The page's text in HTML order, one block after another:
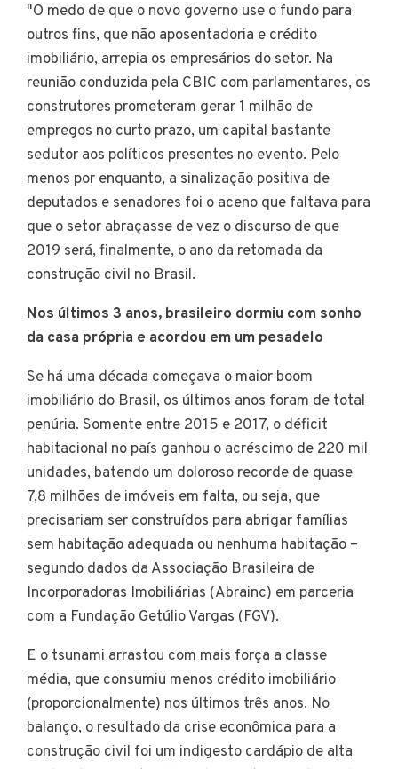
"O medo de que o novo governo use o fundo para
outros fins, que não aposentadoria e crédito
imobiliário, arrepia os empresários do setor. Na
reunião conduzida pela CBIC com parlamentares, os
construtores prometeram gerar 1 milhão de
empregos no curto prazo, um capital bastante
sedutor aos políticos presentes no evento. Pelo
menos por enquanto, a sinalização positiva de
deputados e senadores foi o aceno que faltava para
que o setor abraçasse de vez o discurso de que
2019 será, finalmente, o ano da retomada da
construção civil no Brasil.
Nos últimos 3 anos, brasileiro dormiu com sonho
da casa própria e acordou em um pesadelo
Se há uma década começava o maior boom
imobiliário do Brasil, os últimos anos foram de total
penúria. Somente entre 2015 e 2017, o déficit
habitacional no país ganhou o acréscimo de 220 mil
unidades, batendo um doloroso recorde de quase
7,8 milhões de imóveis em falta, ou seja, que
precisariam ser construídos para abrigar famílias
sem habitação adequada ou nenhuma habitação –
segundo dados da Associação Brasileira de
Incorporadoras Imobiliárias (Abrainc) em parceria
com a Fundação Getúlio Vargas (FGV).
E o tsunami arrastou com mais força a classe
média, que consumiu menos crédito imobiliário
(proporcionalmente) nos últimos três anos. No
balanço, o resultado da crise econômica para a
construção civil foi um indigesto cardápio de alta